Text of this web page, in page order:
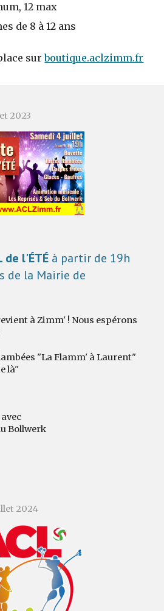
12 max
de 8 à 12 ans
surboutique.aclzimm.fr
2023
de l'ÉTÉ à partir de 19h
de la Mairie de
à Zimm' !Nous espérons
"La Flamm' à Laurent"
là"
Bollwerk
2024